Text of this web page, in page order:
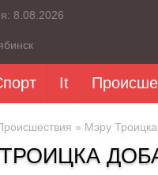
8.08.2026
It
» Мэру